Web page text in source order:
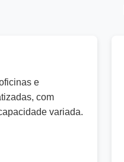
e
com
variada.